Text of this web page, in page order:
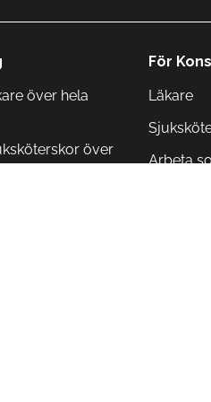
över hela
över
För
Läkare
Arbeta